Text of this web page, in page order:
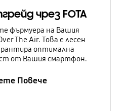
чрез FOTA
фърмуера на Вашия
The Air. Това е лесен
оптимална
от Вашия смартфон.
Повече